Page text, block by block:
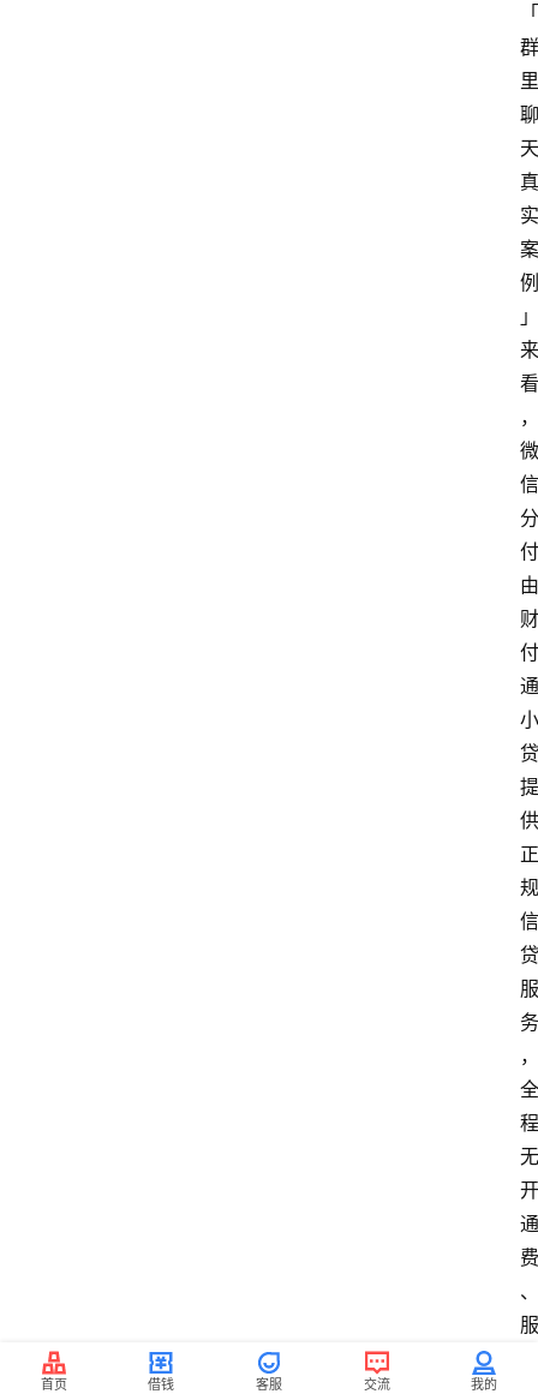
「
群
里
聊
天
真
实
案
例
」
来
看
，
微
信
分
付
由
财
付
通
小
贷
提
供
正
规
信
贷
服
务
，
全
程
无
开
通
费
、
服
首页 借钱 客服 交流 我的